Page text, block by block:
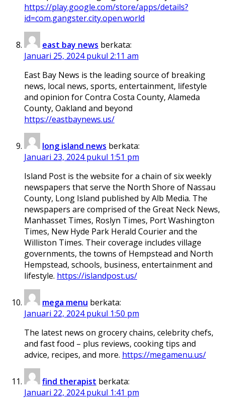
https://play.google.com/store/apps/details?
id=com.gangster.city.open.world
east bay news berkata:
Januari 25, 2024 pukul 2:11 am
East Bay News is the leading source of breaking
news, local news, sports, entertainment, lifestyle
and opinion for Contra Costa County, Alameda
County, Oakland and beyond
https://eastbaynews.us/
long island news berkata:
Januari 23, 2024 pukul 1:51 pm
Island Post is the website for a chain of six weekly
newspapers that serve the North Shore of Nassau
County, Long Island published by Alb Media. The
newspapers are comprised of the Great Neck News,
Manhasset Times, Roslyn Times, Port Washington
Times, New Hyde Park Herald Courier and the
Williston Times. Their coverage includes village
governments, the towns of Hempstead and North
Hempstead, schools, business, entertainment and
lifestyle. https://islandpost.us/
mega menu berkata:
Januari 22, 2024 pukul 1:50 pm
The latest news on grocery chains, celebrity chefs,
and fast food – plus reviews, cooking tips and
advice, recipes, and more. https://megamenu.us/
find therapist berkata:
Januari 22, 2024 pukul 1:41 pm